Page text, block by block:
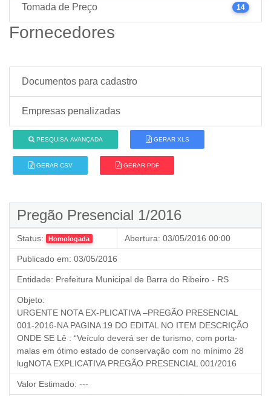
Tomada de Preço 14
Fornecedores
Documentos para cadastro
Empresas penalizadas
PESQUISA AVANÇADA GERAR XLS
GERAR CSV GERAR PDF
Pregão Presencial 1/2016
Status: Homologada Abertura: 03/05/2016 00:00
Publicado em: 03/05/2016
Entidade: Prefeitura Municipal de Barra do Ribeiro - RS
Objeto:
URGENTE NOTA EX-PLICATIVA –PREGÃO PRESENCIAL
001-2016-NA PAGINA 19 DO EDITAL NO ITEM DESCRIÇÃO
ONDE SE Lê : “Veículo deverá ser de turismo, com porta-
malas em ótimo estado de conservação com no mínimo 28
lugNOTA EXPLICATIVA PREGÃO PRESENCIAL 001/2016
Valor Estimado: ---